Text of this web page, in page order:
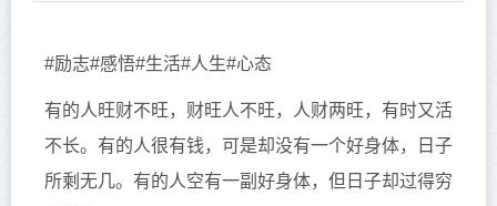
#励志#感悟#生活#人生#心态
有的人旺财不旺，财旺人不旺，人财两旺，有时又活
不长。有的人很有钱，可是却没有一个好身体，日子
所剩无几。有的人空有一副好身体，但日子却过得穷